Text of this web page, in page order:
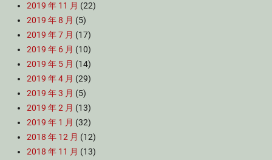
2019 年 11 月 (22)
2019 年 8 月 (5)
2019 年 7 月 (17)
2019 年 6 月 (10)
2019 年 5 月 (14)
2019 年 4 月 (29)
2019 年 3 月 (5)
2019 年 2 月 (13)
2019 年 1 月 (32)
2018 年 12 月 (12)
2018 年 11 月 (13)